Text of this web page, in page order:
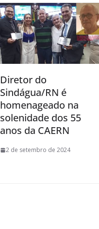
Diretor do
Sindágua/RN é
homenageado na
solenidade dos 55
anos da CAERN
2 de setembro de 2024